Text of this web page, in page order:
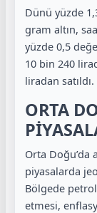
Dünü yüzde
gram altın,
yüzde 0,5
10 bin 240
liradan satıldı.
ORTA
Orta
piyasalarda
Bölgede
etmesi,